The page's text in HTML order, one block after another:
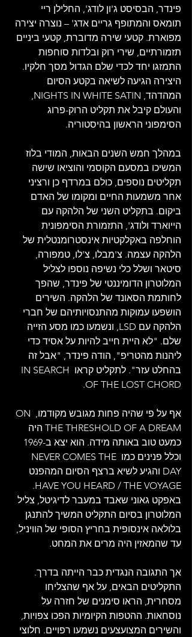
פינדר, הבסיסט ג'ון לודג', החלילן ריי
תומאס והמתופף גריים אדג' – נוצרה יצירה
מפוארת. קטעי שירה מדוברת, קטעי ביניים
תזמורתיים, שירי רוק ובלדות סוחפות
התמזגו יחד לכדי שלם הגדול מסך חלקיו.
היצירה הגיעה לשיאה בקטע הסיום
המהדהד, NIGHTS IN WHITE SATIN,
והעולם קיבל את תקליט הרוק-פרוג
הסימפוני הראשון בהיסטוריה.
במהלך חמש השנים הבאות, המודי בלוז
המשיכו במסעם הקוסמי והוציאו שישה
תקליטים נוספים, כולם במרדף כן ורציני
אחר משמעות החיים ומקומו של האדם
ביקום. בתקליט השני של הלהקה עם
הייוארד ולודג', התזמורת הסימפונית
הוחלפה באקלקטיות אינסטרומנטלית של
הלהקה עצמה. צ'מבלו, צ'לו, טמפורה,
סיטאר ושלל כלי נשיפה נוספו לצליל
המלוטרון הדומיננטי של פינדר, שהפך
לחותמת הסאונד של הלהקה. השירים
הושפעו עמוקות מהתנסויותיהם של חברי
הלהקה עם LSD, ונשמעו כמו מסע הזייה
שלם. "לא היית חייב להיות על אסיד כדי
ליהנות מהטריפ", הודה פינדר, "אבל זה
בהחלט עזר". לתקליט קראו IN SEARCH
OF THE LOST CHORD.
אף על פי שהיה פחות מגובש מקודמו, ON
THE THRESHOLD OF A DREAM היה
וכלל פנינים כמו NEVER COMES THE
DAY והגיע לשיא ברצף הסיום המהפנט
HAVE YOU HEARD / THE VOYAGE.
באפקט גאוני שאבד במעבר לדיגיטל, צליל
המלוטרון בסיום התקליט המשיך להתנגן
בלולאה אינסופית בחריץ הסופי של הוויניל,
עד שהמאזין היה מרים את המחט.
אך התגובה הנגדית כבר הייתה בדרך.
התקליטים הבאים, על אף שהצליחו
מסחרית, הראו סימנים של חזרה על
נוסחאות. ההטפות הקיומיות הפכו צפויות,
והשירים המצועצעים נשמעו רפויים. חלוצי